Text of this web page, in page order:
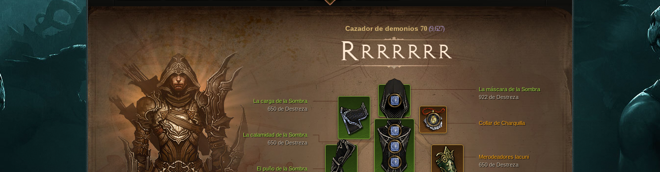
Cazador de demonios70 (9,627)
RRRRRRR
La máscara de la Sombra
922 de Destreza
La calamidad de la Sombra
650 de Destreza
El puño de la Sombra
La carga de la Sombra
650 de Destreza
Merodeadores lacuni
650 de Destreza
Collar de Charquilla